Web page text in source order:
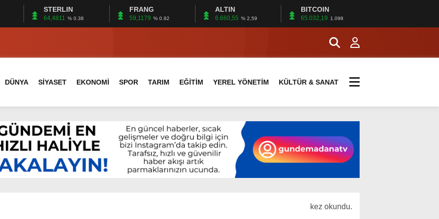
STERLIN
64,4811 % 0.38
FRANG
59,1179 % 0.82
ALTIN
6.660,55 % 2,59
BITCOIN
65.032,19 1.098
15 FİRMA
İÇİN UYGUN MU?
MECLİSTE KONUŞULDU
HİZMETLERİNİ KONUŞTUK
HİZMETLERİ İÇİN SAHADA
BOĞULMALARI ÖNLEMEK İÇİN GÖRÜŞTÜLER…
BEYİN SAĞLIĞI!
AYLIĞININ 40 BİN LİRA OLMASINI İSTİYOR!
15 FİRMA
DÜNYA SİYASET EKONOMİ SPOR TARIM EĞİTİM YEREL YÖNETİM KÜLTÜR & SANAT
kez okundu.